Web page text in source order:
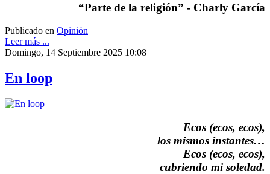
“Parte de la religión” - Charly García
Publicado en Opinión
Leer más ...
Domingo, 14 Septiembre 2025 10:08
En loop
Ecos (ecos, ecos),
los mismos instantes…
Ecos (ecos, ecos),
cubriendo mi soledad.